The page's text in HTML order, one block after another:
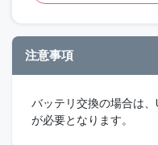
注意事項
バッテリ交換の場合は
が必要となります。